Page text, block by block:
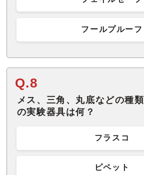
フールプルーフ
Q.8
メス、三角、丸底などの種
の実験器具は何？
フラスコ
ピペット